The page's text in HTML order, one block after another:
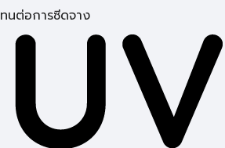
ทนต่อการซีดจาง